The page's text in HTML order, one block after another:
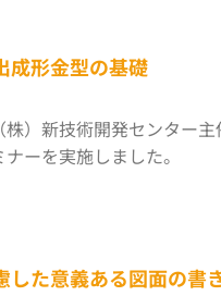
成形金型の基礎
株）新技術開発センター
ーを実施しました。
した意義ある図面の書